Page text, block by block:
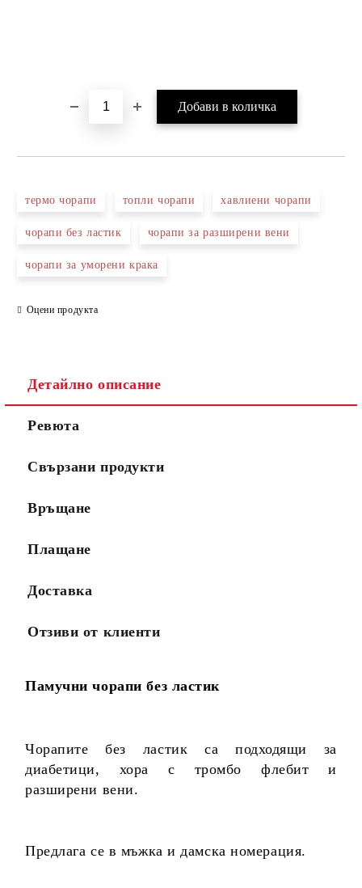
термо чорапи топли чорапи хавлиени чорапи
чорапи без ластик чорапи за разширени вени
чорапи за уморени крака
Оцени продукта
Детайлно описание
Ревюта
Свързани продукти
Връщане
Плащане
Доставка
Отзиви от клиенти
Памучни чорапи без ластик
Чорапите без ластик са подходящи за
диабетици, хора с тромбо флебит и
разширени вени.
Предлага се в мъжка и дамска номерация.